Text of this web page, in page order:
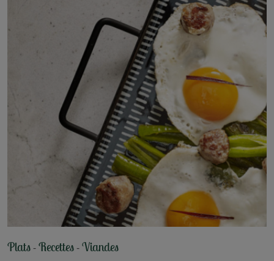
Plats-Recettes-Viandes